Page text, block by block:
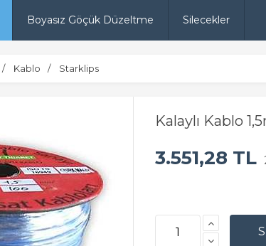
Boyasız Göçük Düzeltme Silecekler
Kablo Starklips
Kalaylı Kablo
3.551,28 TL